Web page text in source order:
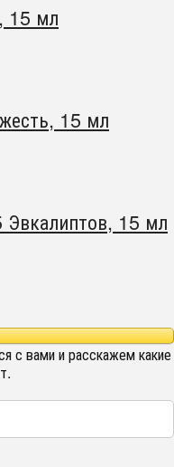
15 мл
15 мл
15 мл
с вами и расскажем какие